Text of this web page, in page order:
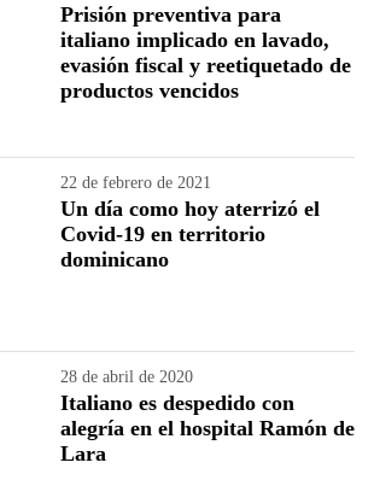
Prisión preventiva para
italiano implicado en lavado,
evasión fiscal y reetiquetado de
productos vencidos
22 de febrero de 2021
Un día como hoy aterrizó el
Covid-19 en territorio
dominicano
28 de abril de 2020
Italiano es despedido con
alegría en el hospital Ramón de
Lara